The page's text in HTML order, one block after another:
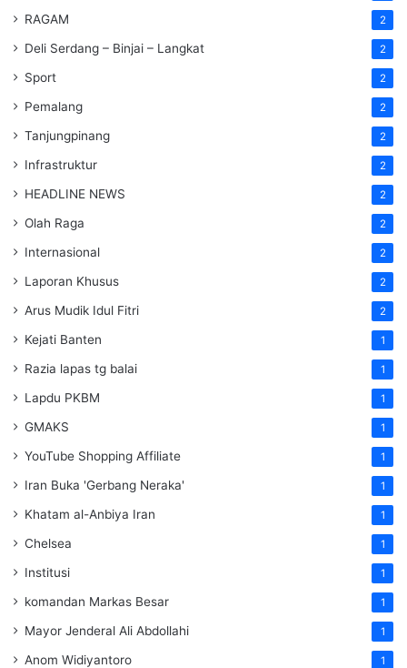
RAGAM 2
Deli Serdang – Binjai – Langkat 2
Sport 2
Pemalang 2
Tanjungpinang 2
Infrastruktur 2
HEADLINE NEWS 2
Olah Raga 2
Internasional 2
Laporan Khusus 2
Arus Mudik Idul Fitri 2
Kejati Banten 1
Razia lapas tg balai 1
Lapdu PKBM 1
GMAKS 1
YouTube Shopping Affiliate 1
Iran Buka 'Gerbang Neraka' 1
Khatam al-Anbiya Iran 1
Chelsea 1
Institusi 1
komandan Markas Besar 1
Mayor Jenderal Ali Abdollahi 1
Anom Widiyantoro 1